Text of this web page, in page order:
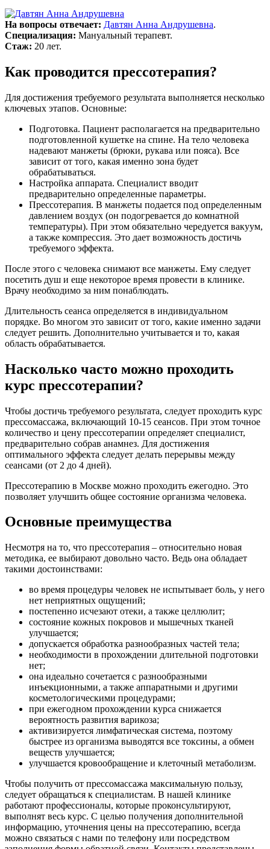
На вопросы отвечает: Давтян Анна Андрушевна.
Специализация: Мануальный терапевт.
Стаж: 20 лет.
Как проводится прессотерапия?
Для достижения требуемого результата выполняется несколько
ключевых этапов. Основные:
Подготовка. Пациент располагается на предварительно
подготовленной кушетке на спине. На тело человека
надевают манжеты (брюки, рукава или пояса). Все
зависит от того, какая именно зона будет
обрабатываться.
Настройка аппарата. Специалист вводит
предварительно определенные параметры.
Прессотерапия. В манжеты подается под определенным
давлением воздух (он подогревается до комнатной
температуры). При этом обязательно чередуется вакуум,
а также компрессия. Это дает возможность достичь
требуемого эффекта.
После этого с человека снимают все манжеты. Ему следует
посетить душ и еще некоторое время провести в клинике.
Врачу необходимо за ним понаблюдать.
Длительность сеанса определяется в индивидуальном
порядке. Во многом это зависит от того, какие именно задачи
следует решить. Дополнительно учитывается и то, какая
область обрабатывается.
Насколько часто можно проходить
курс прессотерапии?
Чтобы достичь требуемого результата, следует проходить курс
прессомассажа, включающий 10-15 сеансов. При этом точное
количество и цену прессотерапии определяет специалист,
предварительно собрав анамнез. Для достижения
оптимального эффекта следует делать перерывы между
сеансами (от 2 до 4 дней).
Прессотерапию в Москве можно проходить ежегодно. Это
позволяет улучшить общее состояние организма человека.
Основные преимущества
Несмотря на то, что прессотерапия – относительно новая
методика, ее выбирают довольно часто. Ведь она обладает
такими достоинствами:
во время процедуры человек не испытывает боль, у него
нет неприятных ощущений;
постепенно исчезают отеки, а также целлюлит;
состояние кожных покровов и мышечных тканей
улучшается;
допускается обработка разнообразных частей тела;
необходимости в прохождении длительной подготовки
нет;
она идеально сочетается с разнообразными
инъекционными, а также аппаратными и другими
косметологическими процедурами;
при ежегодном прохождении курса снижается
вероятность развития варикоза;
активизируется лимфатическая система, поэтому
быстрее из организма выводятся все токсины, а обмен
веществ улучшается;
улучшается кровообращение и клеточный метаболизм.
Чтобы получить от прессомассажа максимальную пользу,
следует обращаться к специалистам. В нашей клинике
работают профессионалы, которые проконсультируют,
выполнят весь курс. С целью получения дополнительной
информацию, уточнения цены на прессотерапию, всегда
можно связаться с нами по телефону или посредством